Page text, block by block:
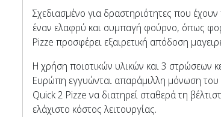
Σχεδιασμένο για δραστηριότητες που
έναν ελαφρύ και συμπαγή φούρνο, όπως
Pizze προσφέρει εξαιρετική απόδοση
Η χρήση ποιοτικών υλικών και 3 στρώσεων
Ευρώπη εγγυώνται απαράμιλλη μόνωση του
Quick 2 Pizze να διατηρεί σταθερά τη
ελάχιστο κόστος λειτουργίας.